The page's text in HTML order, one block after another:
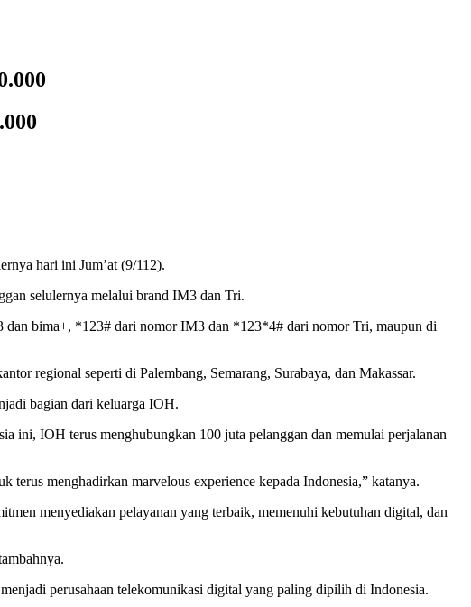
hari ini Jum’at (9/112).
selulernya melalui brand IM3 dan Tri.
dan bima+, *123# dari nomor IM3 dan *123*4# dari nomor Tri, maupun di
regional seperti di Palembang, Semarang, Surabaya, dan Makassar.
bagian dari keluarga IOH.
ini, IOH terus menghubungkan 100 juta pelanggan dan memulai perjalanan
terus menghadirkan marvelous experience kepada Indonesia,” katanya.
menyediakan pelayanan yang terbaik, memenuhi kebutuhan digital, dan
perusahaan telekomunikasi digital yang paling dipilih di Indonesia.